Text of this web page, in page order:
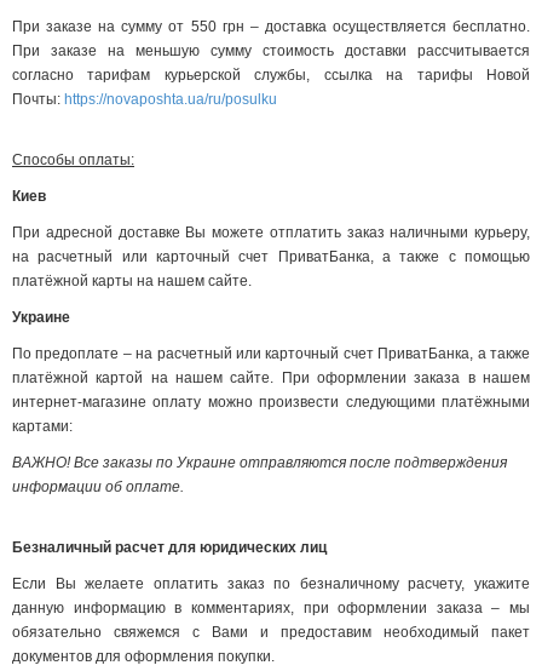
При заказе на сумму от 550 грн – доставка осуществляется бесплатно.
При заказе на меньшую сумму стоимость доставки рассчитывается
согласно тарифам курьерской службы, ссылка на тарифы Новой
Почты: https://novaposhta.ua/ru/posulku
Способы оплаты:
Киев
При адресной доставке Вы можете отплатить заказ наличными курьеру,
на расчетный или карточный счет ПриватБанка, а также с помощью
платёжной карты на нашем сайте.
Украине
По предоплате – на расчетный или карточный счет ПриватБанка, а также
платёжной картой на нашем сайте. При оформлении заказа в нашем
интернет-магазине оплату можно произвести следующими платёжными
картами:
ВАЖНО! Все заказы по Украине отправляются после подтверждения
информации об оплате.
Безналичный расчет для юридических лиц
Если Вы желаете оплатить заказ по безналичному расчету, укажите
данную информацию в комментариях, при оформлении заказа – мы
обязательно свяжемся с Вами и предоставим необходимый пакет
документов для оформления покупки.